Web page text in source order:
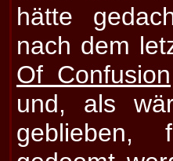
hätte
nach dem
Of Confusion
und, als
geblieben,